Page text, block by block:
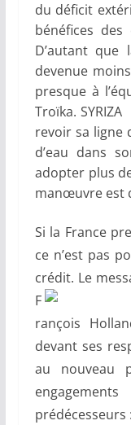
du déficit
bénéfices
D’autant
devenue
presque à
Troïka.
revoir sa ligne
d’eau dans
adopter plus
manœuvre est
Si la France
ce n’est pas
crédit. Le
F
rançois
devant ses
au nouveau
prédécesseurs